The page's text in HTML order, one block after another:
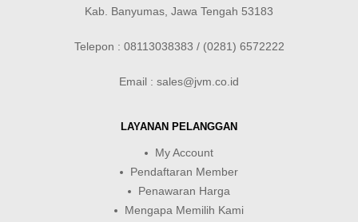
Kab. Banyumas, Jawa Tengah 53183
Telepon : 08113038383 / (0281) 6572222
Email : sales@jvm.co.id
LAYANAN PELANGGAN
My Account
Pendaftaran Member
Penawaran Harga
Mengapa Memilih Kami